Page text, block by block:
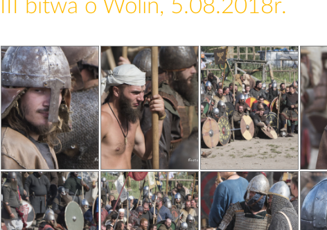
III bitwa o Wolin, 5.08.2018r.